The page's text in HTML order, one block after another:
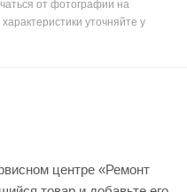
от фотографии на
уточняйте у
центре «Ремонт